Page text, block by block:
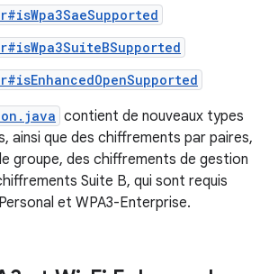
contient de nouveaux types
ainsi que des chiffrements par paires,
groupe, des chiffrements de gestion
Suite B, qui sont requis
et WPA3-Enterprise.